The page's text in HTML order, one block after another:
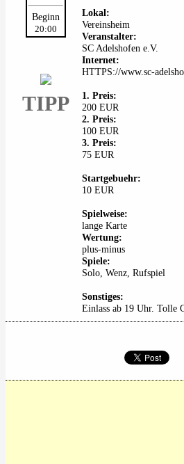
Beginn
20:00
TIPP
Lokal:
Vereinsheim
Veranstalter:
SC Adelshofen e.V.
Internet:
HTTPS://www.sc-
1. Preis:
200 EUR
2. Preis:
100 EUR
3. Preis:
75 EUR
Startgebuehr:
10 EUR
Spielweise:
lange Karte
Wertung:
plus-minus
Spiele:
Solo, Wenz, Rufspiel
Sonstiges:
Einlass ab 19 Uhr. Tolle